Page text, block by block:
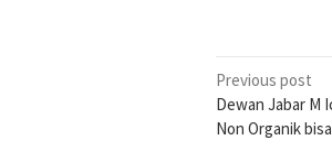
Post
Previous post
Dewan Jabar M
Non Organik